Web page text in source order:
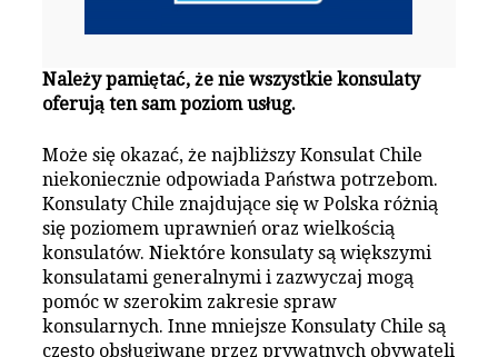
Należy pamiętać, że nie wszystkie konsulaty
oferują ten sam poziom usług.
Może się okazać, że najbliższy Konsulat Chile
niekoniecznie odpowiada Państwa potrzebom.
Konsulaty Chile znajdujące się w Polska różnią
się poziomem uprawnień oraz wielkością
konsulatów. Niektóre konsulaty są większymi
konsulatami generalnymi i zazwyczaj mogą
pomóc w szerokim zakresie spraw
konsularnych. Inne mniejsze Konsulaty Chile są
często obsługiwane przez prywatnych obywateli